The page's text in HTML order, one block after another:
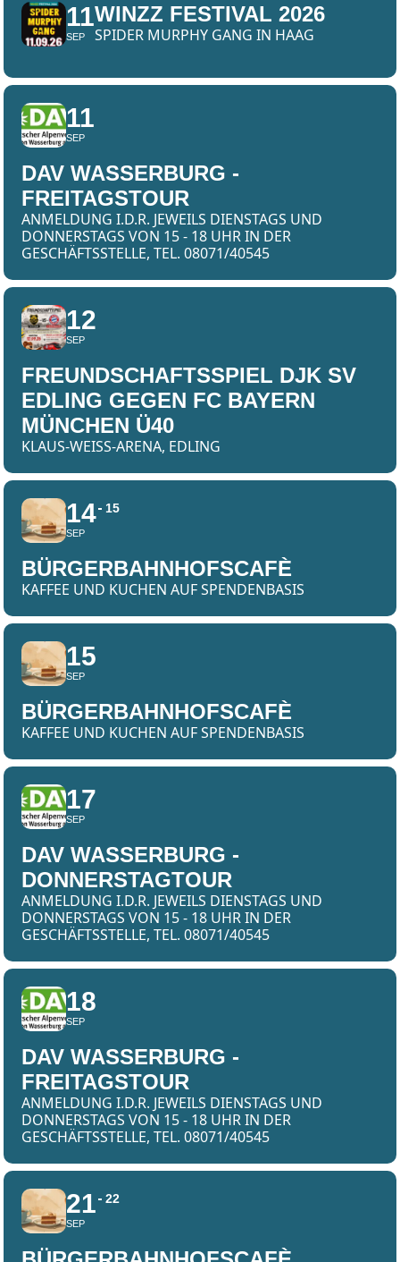
11
SEP
WINZZ FESTIVAL 2026
SPIDER MURPHY GANG IN HAAG
11
SEP
DAV WASSERBURG -
FREITAGSTOUR
ANMELDUNG I.D.R. JEWEILS DIENSTAGS UND
DONNERSTAGS VON 15 - 18 UHR IN DER
GESCHÄFTSSTELLE, TEL. 08071/40545
12
SEP
FREUNDSCHAFTSSPIEL DJK SV
EDLING GEGEN FC BAYERN
MÜNCHEN Ü40
KLAUS-WEISS-ARENA, EDLING
14
SEP
15
BÜRGERBAHNHOFSCAFÈ
KAFFEE UND KUCHEN AUF SPENDENBASIS
15
SEP
BÜRGERBAHNHOFSCAFÈ
KAFFEE UND KUCHEN AUF SPENDENBASIS
17
SEP
DAV WASSERBURG -
DONNERSTAGTOUR
ANMELDUNG I.D.R. JEWEILS DIENSTAGS UND
DONNERSTAGS VON 15 - 18 UHR IN DER
GESCHÄFTSSTELLE, TEL. 08071/40545
18
SEP
DAV WASSERBURG -
FREITAGSTOUR
ANMELDUNG I.D.R. JEWEILS DIENSTAGS UND
DONNERSTAGS VON 15 - 18 UHR IN DER
GESCHÄFTSSTELLE, TEL. 08071/40545
21
SEP
22